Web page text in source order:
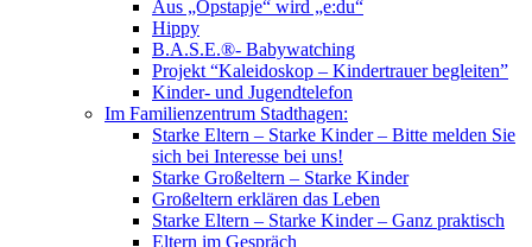
Aus „Opstapje“ wird „e:du“
Hippy
B.A.S.E.®- Babywatching
Projekt “Kaleidoskop – Kindertrauer begleiten”
Kinder- und Jugendtelefon
Im Familienzentrum Stadthagen:
Starke Eltern – Starke Kinder – Bitte melden Sie
sich bei Interesse bei uns!
Starke Großeltern – Starke Kinder
Großeltern erklären das Leben
Starke Eltern – Starke Kinder – Ganz praktisch
Eltern im Gespräch